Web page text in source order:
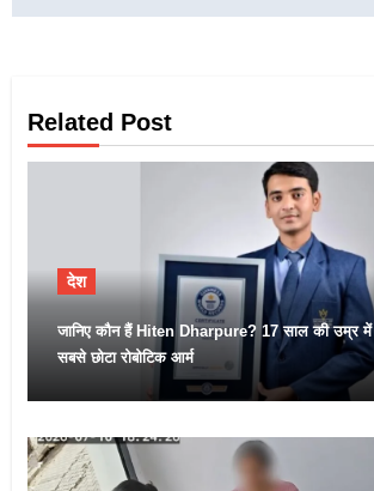
Related Post
देश
जानिए कौन हैं Hiten Dharpure? 17 साल की उम्र में
सबसे छोटा रोबोटिक आर्म